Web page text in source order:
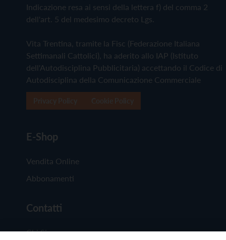
Indicazione resa ai sensi della lettera f) del comma 2
dell'art. 5 del medesimo decreto Lgs.
Vita Trentina, tramite la Fisc (Federazione Italiana
Settimanali Cattolici), ha aderito allo IAP (Istituto
dell'Autodisciplina Pubblicitaria) accettando il Codice di
Autodisciplina della Comunicazione Commerciale
E-Shop
Vendita Online
Abbonamenti
Contatti
Chi Siamo